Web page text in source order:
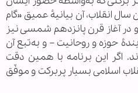
انقلاب، آن بیانیهٔ عمیق «گام
در آغاز قرن پانزدهم شمسی نیز
حوزه و روحانیت – و به‌تبع آن
اگر این برنامه با همین دقت
اسلامی بسیار پربرکت و موفّق